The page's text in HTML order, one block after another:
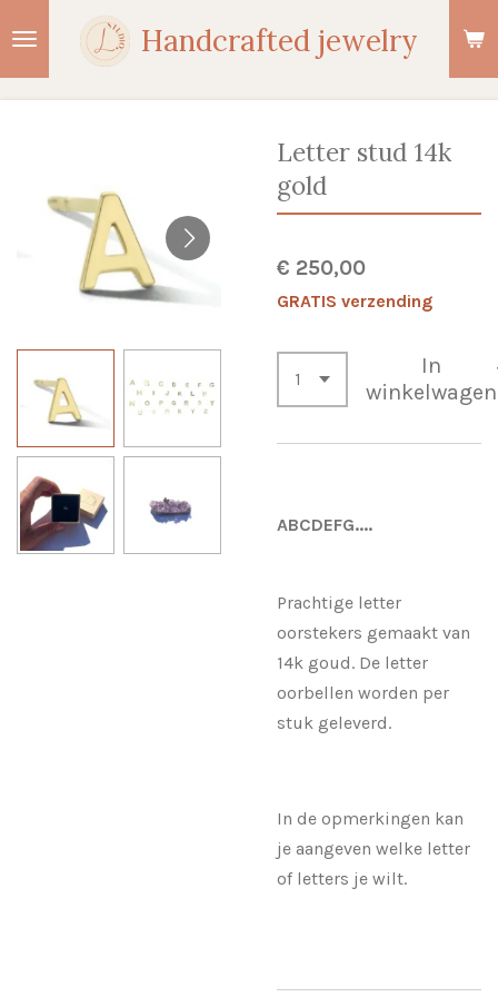
Handcrafted jewelry
Letter stud 14k
gold
€ 250,00
GRATIS verzending
In
winkelwagen
ABCDEFG....
Prachtige letter
oorstekers gemaakt van
14k goud. De letter
oorbellen worden per
stuk geleverd.
In de opmerkingen kan
je aangeven welke letter
of letters je wilt.